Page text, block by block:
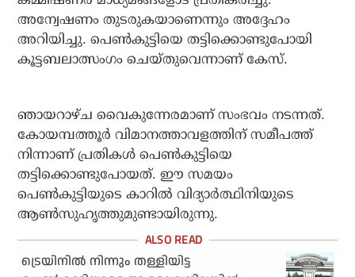
അന്വേഷണം തുടരുകയാണെന്നും അദ്ദേഹം
അറിയിച്ചു. പെണ്‍കുട്ടിയെ തട്ടിക്കൊണ്ടുപോയി
കൂട്ടബലാത്സംഗം ചെയ്തുവെന്നാണ് കേസ്.
ഞായറാഴ്ച വൈകുന്നേരമാണ് സംഭവം നടന്നത്.
കോയമ്പത്തൂര്‍ വിമാനത്താവളത്തിന് സമീപത്ത്
നിന്നാണ് പ്രതികള്‍ പെണ്‍കുട്ടിയെ
തട്ടിക്കൊണ്ടുപോയത്. ഈ സമയം
പെണ്‍കുട്ടിയുടെ കാറില്‍ വിദ്യാർത്ഥിനിയുടെ
ആണ്‍സുഹൃത്തുമുണ്ടായിരുന്നു.
ട്രെയിനില്‍ നിന്നും തള്ളിയിട്ട